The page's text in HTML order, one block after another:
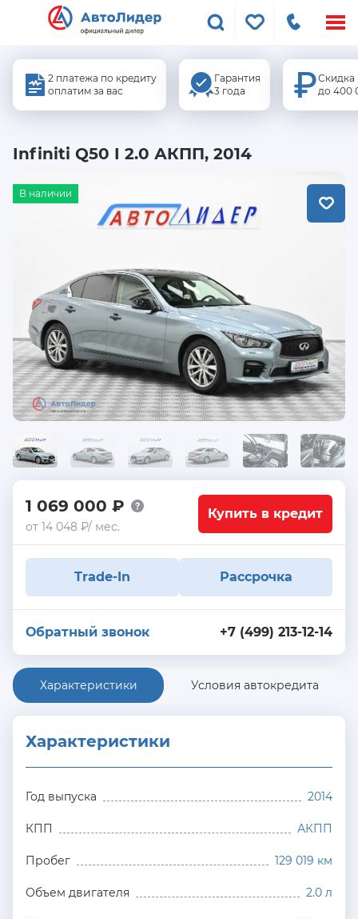
2 платежа по кредиту
оплатим за вас
Гарантия
3 года
Скидка
до 400
Infiniti Q50 I 2.0 АКПП, 2014
В наличии
1 069 000 ₽
от 14 048 ₽/ мес.
Купить в кредит
Trade-In Рассрочка
+7 (499) 213-12-14
Обратный звонок
Характеристики Условия автокредита
Характеристики
Год выпуска 2014
КПП АКПП
Пробег 129 019 км
Объем двигателя 2.0 л